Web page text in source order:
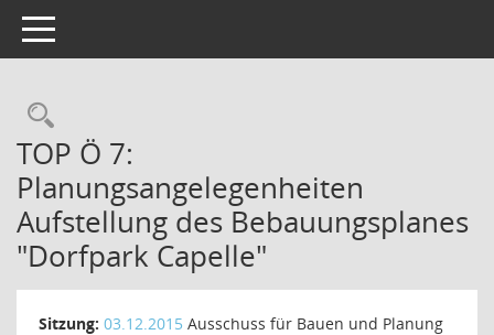
Toggle navigation
Rechercheauswahl
TOP Ö 7:
Planungsangelegenheiten
Aufstellung des Bebauungsplanes
"Dorfpark Capelle"
Sitzung: 03.12.2015 Ausschuss für Bauen und Planung